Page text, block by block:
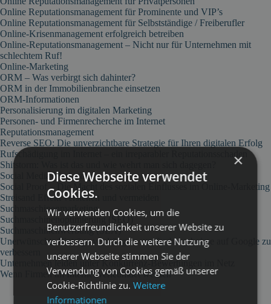
Online Reputationsmanagement für Prominente und VIP’s
Online Reputationsmanagement für Selbstständige / Freiberufler
Online-Krisenmanagement erfolgreich betreiben
Online-Reputationsmanagement – Nicht nur für Unternehmen mit
schlechtem Ruf!
Online-Marketing
ORM – Was verbirgt sich dahinter?
ORM in der Immobilienbranche einsetzen
ORM-Informationen
Personalisierung im digitalen Marketing
Personen- und Firmenrecherche im Internet
Reputationsmanagement
Reverse SEO: Die unverzichtbare Strategie für Ihren digitalen Erfolg
Rufschädigung im Internet – ein irreparabler Reputationsschaden
Shitstorm: Was ist das und wie wehrt man sich dagegen?
Social Media Marketing
Social Proof – Die Macht des sozialen Einflusses im Online-Marketing
Streisand Effekt verstehen und vermeiden
Suchmaschinenmarketing
Suchmaschinenoptimierung (SEO)
Suchmaschinenwerbung (SEA)
Unerwünschte Einträge verdrängen, um Suchergebnisse auf Google zu
verbessern
Unternehmen leiden unter Konkurrenz-Bewertungen im Netz
Wenn Firmen im Internet verleumdet werden
×
Diese Webseite verwendet
Cookies.
Wir verwenden Cookies, um die
Benutzerfreundlichkeit unserer Website zu
verbessern. Durch die weitere Nutzung
unserer Webseite stimmen Sie der
Verwendung von Cookies gemäß unserer
Cookie-Richtlinie zu.Weitere
Informationen